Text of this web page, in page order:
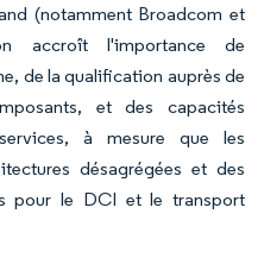
(notamment Broadcom et
accroît l'importance de
de la qualification auprès de
et des capacités
à mesure que les
désagrégées et des
pour le DCI et le transport